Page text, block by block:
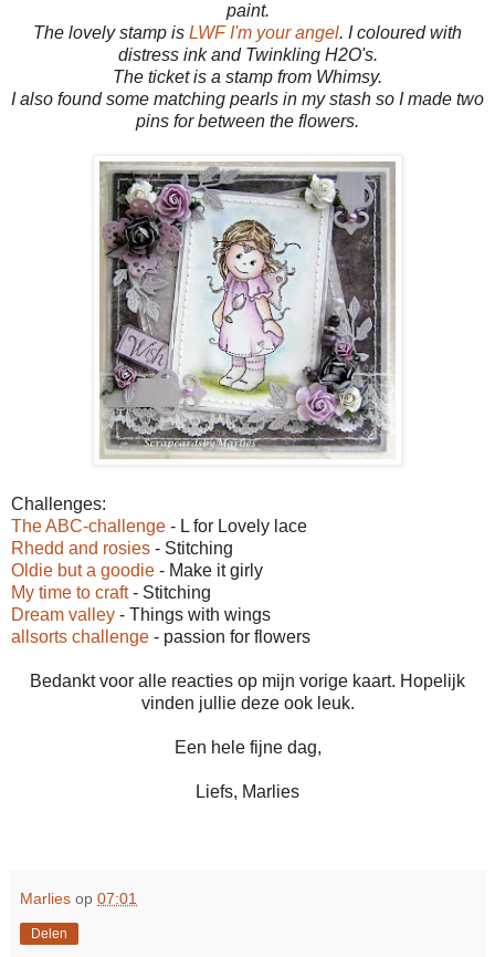
paint.
The lovely stamp is LWF I'm your angel. I coloured with
distress ink and Twinkling H2O's.
The ticket is a stamp from Whimsy.
I also found some matching pearls in my stash so I made two
pins for between the flowers.
Challenges:
The ABC-challenge - L for Lovely lace
Rhedd and rosies - Stitching
Oldie but a goodie - Make it girly
My time to craft- Stitching
Dream valley - Things with wings
allsorts challenge - passion for flowers
Bedankt voor alle reacties op mijn vorige kaart. Hopelijk
vinden jullie deze ook leuk.
Een hele fijne dag,
Liefs, Marlies
Marlies op 07:01
Delen